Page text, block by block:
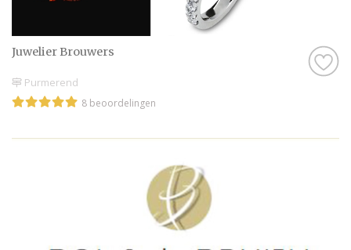
Juwelier Brouwers
Purmerend
8 beoordelingen